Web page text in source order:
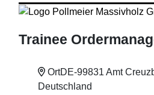
Trainee
OrtDE-99831 Amt
Deutschland